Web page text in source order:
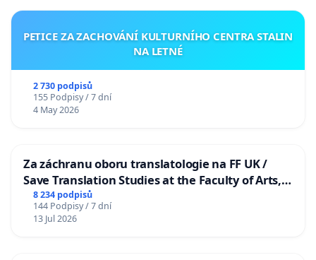
PETICE ZA ZACHOVÁNÍ KULTURNÍHO CENTRA STALIN
NA LETNÉ
2 730 podpisů
155 Podpisy / 7 dní
4 May 2026
Za záchranu oboru translatologie na FF UK /
Save Translation Studies at the Faculty of Arts,
Charles University
8 234 podpisů
144 Podpisy / 7 dní
13 Jul 2026